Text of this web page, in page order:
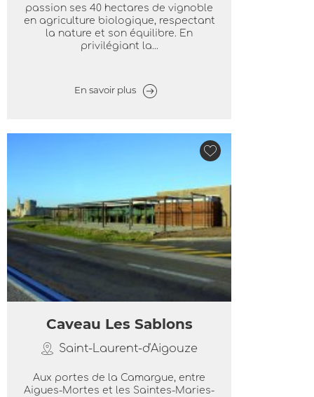
passion ses 40 hectares de vignoble
en agriculture biologique, respectant
la nature et son équilibre. En
privilégiant la...
En savoir plus
Caveau Les Sablons
Saint-Laurent-d'Aigouze
Aux portes de la Camargue, entre
Aigues-Mortes et les Saintes-Maries-